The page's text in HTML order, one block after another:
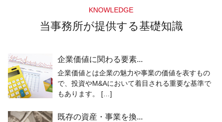
KNOWLEDGE
当事務所が提供する基礎知識
企業価値に関わる要素...
企業価値とは企業の魅力や事業の価値を表すもの
で、投資やM&Aにおいて着目される重要な基準で
もあります。 […]
既存の資産・事業を換...